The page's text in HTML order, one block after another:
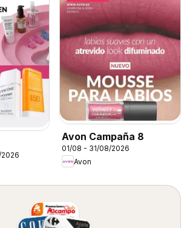
Avon Campaña 8
01/08 - 31/08/2026
Avon